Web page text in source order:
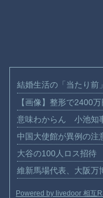
結婚生活の「当たり前
【画像】整形で2400
意味わからん 小池知
中国大使館が異例の
大谷の100人ロス招待
維新馬場代表、大阪万
Powered by livedoor 相互